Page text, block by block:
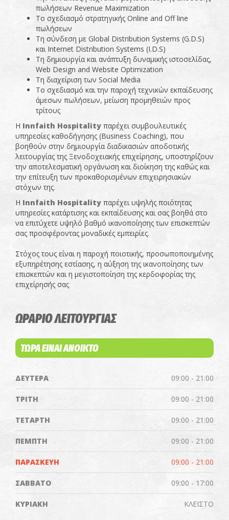
πωλήσεων Revenue Maximization
Το σχεδιασμό στρατηγικής Online and Off line
πωλήσεων
Τη σύνδεση με Global Distribution Systems (G.D.S)
και Internet Distribution Systems (I.D.S)
Τη δημιουργία και ανάπτυξη δυναμικής ιστοσελίδας,
Web Design and Website Optimization
Τη διαχείριση των Social Media
Το σχεδιασμό και την παροχή τεχνικών εκπαίδευσης
άμεσων πωλήσεων, μείωση προμηθειών προς
τρίτους
Η Innfaith Hospitality παρέχει συμβουλευτικές
υπηρεσίες καθοδήγησης (Business Coaching), που
βοηθούν στην δημιουργία διαδικασιών αποδοτικής
λειτουργίας της Ξενοδοχειακής επιχείρησης, υποστηρίζουν
την αποτελεσματική οργάνωση και διοίκηση της καθώς και
την επίτευξη των προκαθορισμένων επιχειρησιακών
στόχων της.
Η Innfaith Hospitality παρέχει υψηλής ποιότητας
υπηρεσίες κατάρτισης και εκπαίδευσης και σας βοηθά στο
να επιτύχετε υψηλό βαθμό ικανοποίησης των επισκεπτών
σας προσφέροντας μοναδικές εμπειρίες.
Στόχος τους είναι η παροχή ποιοτικής, προσωποποιημένης
εξυπηρέτησης εστίασης, η αύξηση της ικανοποίησης των
επισκεπτών και η μεγιστοποίηση της κερδοφορίας της
επιχείρησής σας
ΩΡΑΡΙΟ ΛΕΙΤΟΥΡΓΙΑΣ
ΤΩΡΑ ΕΙΝΑΙ ΑΝΟΙΚΤΟ
ΔΕΥΤΕΡΑ 09:00 - 21:00
ΤΡΙΤΗ 09:00 - 21:00
ΤΕΤΑΡΤΗ 09:00 - 21:00
ΠΕΜΠΤΗ 09:00 - 21:00
ΠΑΡΑΣΚΕΥΗ 09:00 - 21:00
ΣΑΒΒΑΤΟ 09:00 - 17:00
ΚΥΡΙΑΚΗ ΚΛΕΙΣΤΟ